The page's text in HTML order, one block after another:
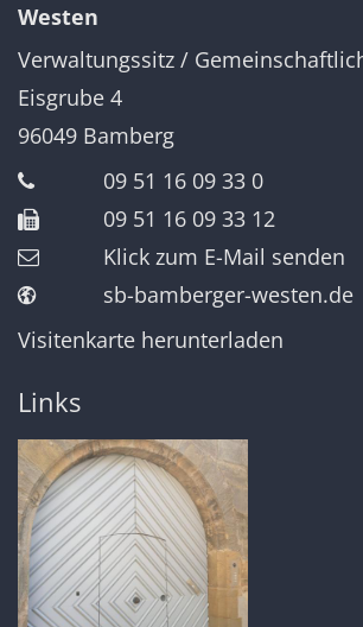
Westen
Verwaltungssitz /
Eisgrube 4
96049 Bamberg
09 51 16 09 33 0
09 51 16 09 33 12
Klick zum E-Mail senden
sb-bamberger-westen.de
Visitenkarte herunterladen
Links